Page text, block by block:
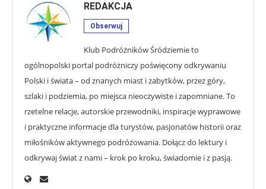
REDAKCJA
Obserwuj
Klub Podróżników Śródziemie to
ogólnopolski portal podróżniczy poświęcony odkrywaniu
Polski i świata – od znanych miast i zabytków, przez góry,
szlaki i podziemia, po miejsca nieoczywiste i zapomniane. To
rzetelne relacje, autorskie przewodniki, inspiracje wyprawowe
i praktyczne informacje dla turystów, pasjonatów historii oraz
miłośników aktywnego podróżowania. Dołącz do lektury i
odkrywaj świat z nami – krok po kroku, świadomie i z pasją.